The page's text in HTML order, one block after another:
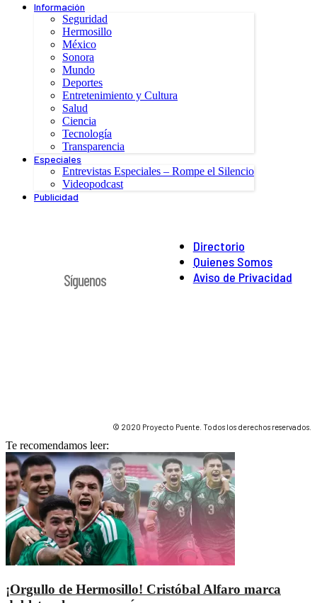
Información
Seguridad
Hermosillo
México
Sonora
Mundo
Deportes
Entretenimiento y Cultura
Salud
Ciencia
Tecnología
Transparencia
Especiales
Entrevistas Especiales – Rompe el Silencio
Videopodcast
Publicidad
Directorio
Quienes Somos
Aviso de Privacidad
Síguenos
© 2020 Proyecto Puente. Todos los derechos reservados.
Te recomendamos leer:
¡Orgullo de Hermosillo! Cristóbal Alfaro marca